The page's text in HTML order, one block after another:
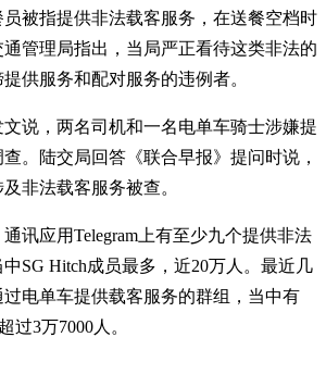
被指提供非法载客服务，在送餐空档时
管理局指出，当局严正看待这类非法的
供服务和配对服务的违例者。
说，两名司机和一名电单车骑士涉嫌提
。陆交局回答《联合早报》提问时说，
非法载客服务被查。
讯应用Telegram上有至少九个提供非法
SG Hitch成员最多，近20万人。最近几
电单车提供载客服务的群组，当中有
过3万7000人。